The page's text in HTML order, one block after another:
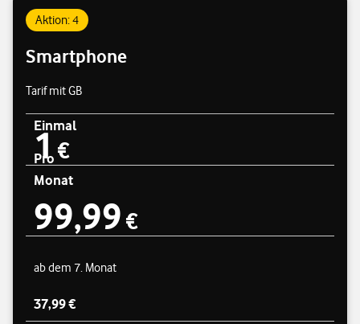
Aktion: 4
Smartphone
Tarif mit GB
Preisübersicht
Einmal
1 € einmal
1€
Pro
Monat
99,99 € pro Monat
99,99 €
ab dem 7. Monat
37,99 €